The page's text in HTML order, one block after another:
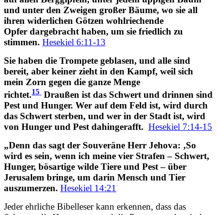
und unter den Zweigen großer Bäume, wo sie all
ihren widerlichen Götzen wohlriechende
Opfer dargebracht haben, um sie friedlich zu
stimmen. Hesekiel 6:11-13
Sie haben die Trompete geblasen, und alle sind
bereit, aber keiner zieht in den Kampf, weil sich
mein Zorn gegen die ganze Menge
richtet.15 Draußen ist das Schwert und drinnen sind
Pest und Hunger. Wer auf dem Feld ist, wird durch
das Schwert sterben, und wer in der Stadt ist, wird
von Hunger und Pest dahingerafft. Hesekiel 7:14-15
„Denn das sagt der Souveräne Herr Jehova: ‚So
wird es sein, wenn ich meine vier Strafen – Schwert,
Hunger, bösartige wilde Tiere und Pest – über
Jerusalem bringe, um darin Mensch und Tier
auszumerzen. Hesekiel 14:21
Jeder ehrliche Bibelleser kann erkennen, dass das